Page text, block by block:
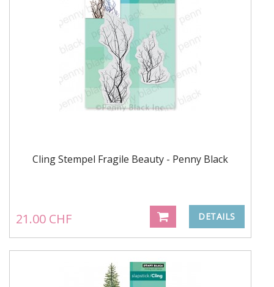
Cling Stempel Fragile Beauty - Penny Black
21.00 CHF DETAILS